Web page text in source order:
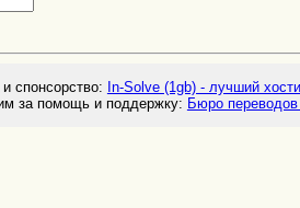
спонсорство: In-Solve (1gb) - лучший
за помощь и поддержку: Бюро переводов